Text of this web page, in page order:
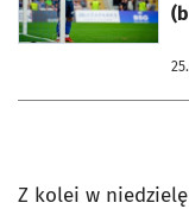
Z kolei w